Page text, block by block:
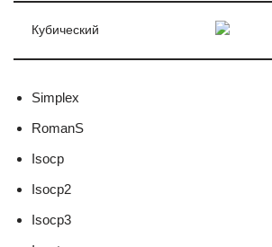
Кубический
Simplex
RomanS
Isocp
Isocp2
Isocp3